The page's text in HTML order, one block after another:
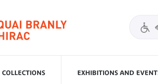
COLLECTIONS EXHIBITIONS AND